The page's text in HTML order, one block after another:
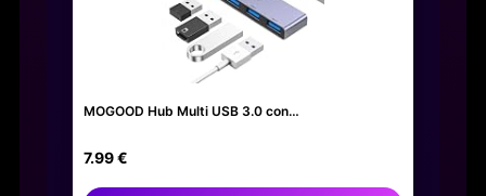
MOGOOD Hub Multi USB 3.0 con…
7.99 €